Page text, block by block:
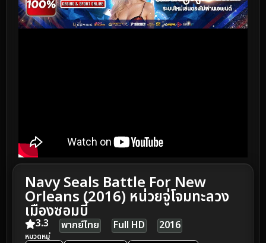
Navy Seals Battle For New
Orleans (2016) หน่วยจู่โจมทะลวง
เมืองซอมบี้
3.3 พากย์ไทย Full HD 2016
หมวดหมู่